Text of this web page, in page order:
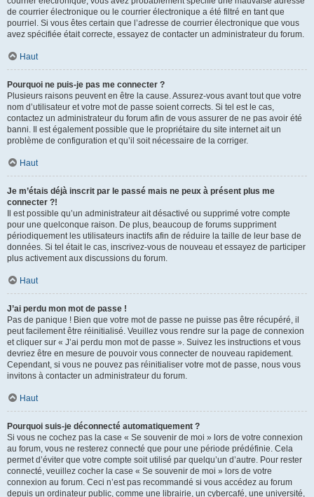
de courrier électronique ou le courrier électronique a été filtré en tant que
pourriel. Si vous êtes certain que l’adresse de courrier électronique que vous
avez spécifiée était correcte, essayez de contacter un administrateur du forum.
Haut
Pourquoi ne puis-je pas me connecter ?
Plusieurs raisons peuvent en être la cause. Assurez-vous avant tout que votre
nom d’utilisateur et votre mot de passe soient corrects. Si tel est le cas,
contactez un administrateur du forum afin de vous assurer de ne pas avoir été
banni. Il est également possible que le propriétaire du site internet ait un
problème de configuration et qu’il soit nécessaire de la corriger.
Haut
Je m’étais déjà inscrit par le passé mais ne peux à présent plus me
connecter ?!
Il est possible qu’un administrateur ait désactivé ou supprimé votre compte
pour une quelconque raison. De plus, beaucoup de forums suppriment
périodiquement les utilisateurs inactifs afin de réduire la taille de leur base de
données. Si tel était le cas, inscrivez-vous de nouveau et essayez de participer
plus activement aux discussions du forum.
Haut
J’ai perdu mon mot de passe !
Pas de panique ! Bien que votre mot de passe ne puisse pas être récupéré, il
peut facilement être réinitialisé. Veuillez vous rendre sur la page de connexion
et cliquer sur « J’ai perdu mon mot de passe ». Suivez les instructions et vous
devriez être en mesure de pouvoir vous connecter de nouveau rapidement.
Cependant, si vous ne pouvez pas réinitialiser votre mot de passe, nous vous
invitons à contacter un administrateur du forum.
Haut
Pourquoi suis-je déconnecté automatiquement ?
Si vous ne cochez pas la case « Se souvenir de moi » lors de votre connexion
au forum, vous ne resterez connecté que pour une période prédéfinie. Cela
permet d’éviter que votre compte soit utilisé par quelqu’un d’autre. Pour rester
connecté, veuillez cocher la case « Se souvenir de moi » lors de votre
connexion au forum. Ceci n’est pas recommandé si vous accédez au forum
depuis un ordinateur public, comme une librairie, un cybercafé, une université,